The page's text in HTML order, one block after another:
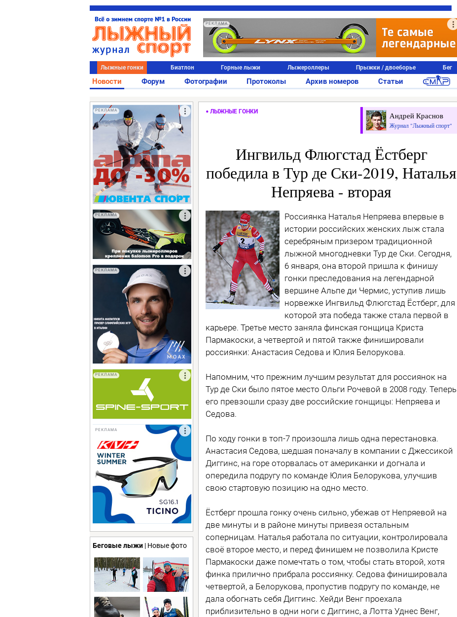
РЕКЛАМА
Лыжные гонки Биатлон Горные лыжи Лыжероллеры Прыжки / двоеборье Бег
Новости Форум Фотографии Протоколы Архив номеров Статьи
РЕКЛАМА
РЕКЛАМА
РЕКЛАМА
РЕКЛАМА
РЕКЛАМА
Беговые лыжи | Новые фото
ЛЫЖНЫЕ ГОНКИ Андрей Краснов
Журнал "Лыжный спорт"
Ингвильд Флюгстад Ёстберг
победила в Тур де Ски-2019, Наталья
Непряева - вторая
Россиянка Наталья Непряева впервые в
истории российских женских лыж стала
серебряным призером традиционной
лыжной многодневки Тур де Ски. Сегодня,
6 января, она второй пришла к финишу
гонки преследования на легендарной
вершине Альпе ди Чермис, уступив лишь
норвежке Ингвильд Флюгстад Ёстберг, для
которой эта победа также стала первой в
карьере. Третье место заняла финская гонщица Криста
Пармакоски, а четвертой и пятой также финишировали
россиянки: Анастасия Седова и Юлия Белорукова.
Напомним, что прежним лучшим результат для россиянок на
Тур де Ски было пятое место Ольги Рочевой в 2008 году. Теперь
его превзошли сразу две российские гонщицы: Непряева и
Седова.
По ходу гонки в топ-7 произошла лишь одна перестановка.
Анастасия Седова, шедшая поначалу в компании с Джессикой
Диггинс, на горе оторвалась от американки и догнала и
опередила подругу по команде Юлия Белорукова, улучшив
свою стартовую позицию на одно место.
Ёстберг прошла гонку очень сильно, убежав от Непряевой на
две минуты и в районе минуты привезя остальным
соперницам. Наталья работала по ситуации, контролировала
своё второе место, и перед финишем не позволила Кристе
Пармакоски даже помечтать о том, чтобы стать второй, хотя
финка прилично прибрала россиянку. Седова финишировала
четвертой, а Белорукова, пропустив подругу по команде, не
дала обогнать себя Диггинс. Хейди Венг проехала
приблизительно в одни ноги с Диггинс, а Лотта Уднес Венг,